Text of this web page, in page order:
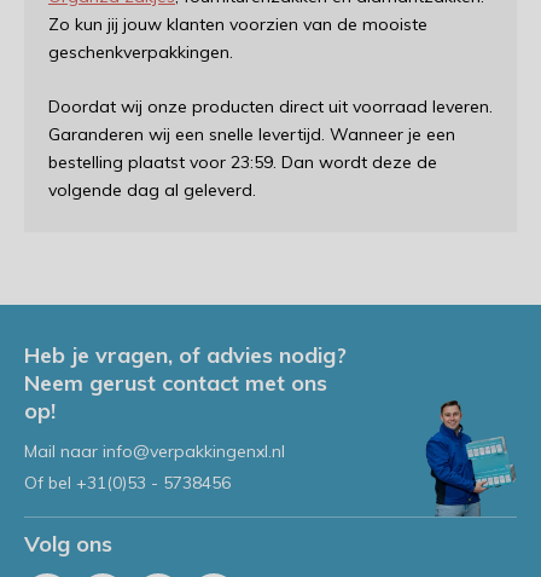
Zo kun jij jouw klanten voorzien van de mooiste
geschenkverpakkingen.
Doordat wij onze producten direct uit voorraad leveren.
Garanderen wij een snelle levertijd. Wanneer je een
bestelling plaatst voor 23:59. Dan wordt deze de
volgende dag al geleverd.
Heb je vragen, of advies nodig?
Neem gerust contact met ons
op!
Mail naar info@verpakkingenxl.nl
Of bel +31(0)53 - 5738456
Volg ons